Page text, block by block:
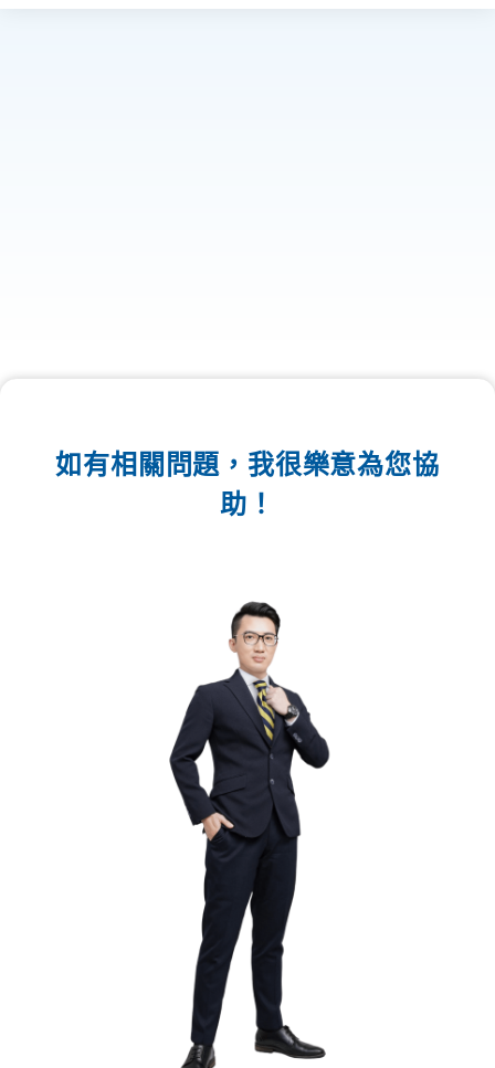
如有相關問題，我很樂意為您協
助！